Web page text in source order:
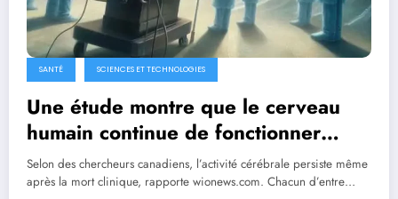
SANTÉ SCIENCES ET TECHNOLOGIES
Une étude montre que le cerveau
humain continue de fonctionner
longtemps après la mort selon des
scientifiques
Selon des chercheurs canadiens, l’activité cérébrale persiste même
après la mort clinique, rapporte wionews.com. Chacun d’entre…